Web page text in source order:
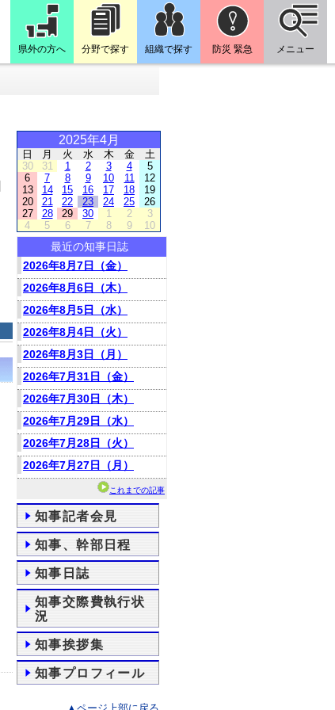
県外の方へ 分野で探す 組織で探す 防災 緊急 メニュー
2025年4月
日 月 火 水 木 金
土
30
31 1 2 3 4
5
6
7 8 9 10 11
12
13
14 15 16 17 18
19
20
21 22 23 24 25
26
27
28 29 30 1 2
3
4
5 6 7 8 9 10
最近の知事日誌
2026年8月7日（金）
2026年8月6日（木）
2026年8月5日（水）
2026年8月4日（火）
2026年8月3日（月）
2026年7月31日（金）
2026年7月30日（木）
2026年7月29日（水）
2026年7月28日（火）
2026年7月27日（月）
これまでの記事
知事記者会見
知事、幹部日程
知事日誌
知事交際費執行状
況
知事挨拶集
知事プロフィール